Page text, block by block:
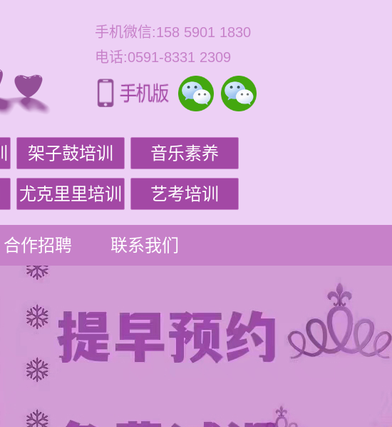
手机微信:158 5901 1830
电话:0591-8331 2309
架子鼓培训 音乐素养
尤克里里培训 艺考培训
合作招聘 联系我们